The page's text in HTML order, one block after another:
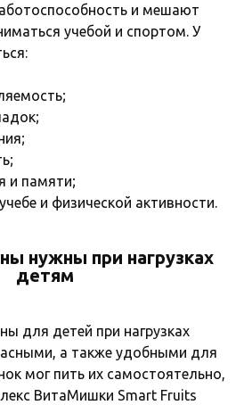
и мешают
учебой и спортом. У
и памяти;
и физической активности.
нужны при нагрузках
детям
для детей при нагрузках
а также удобными для
мог пить их самостоятельно,
ВитаМишки Smart Fruits